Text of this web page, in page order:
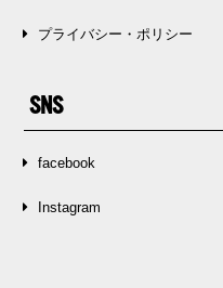
プライバシー・ポリシー
SNS
facebook
Instagram